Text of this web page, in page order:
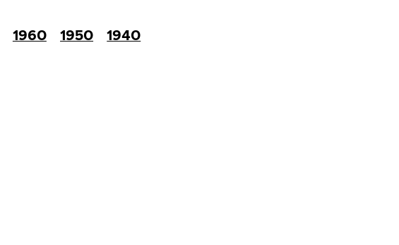
1960 1950
1940